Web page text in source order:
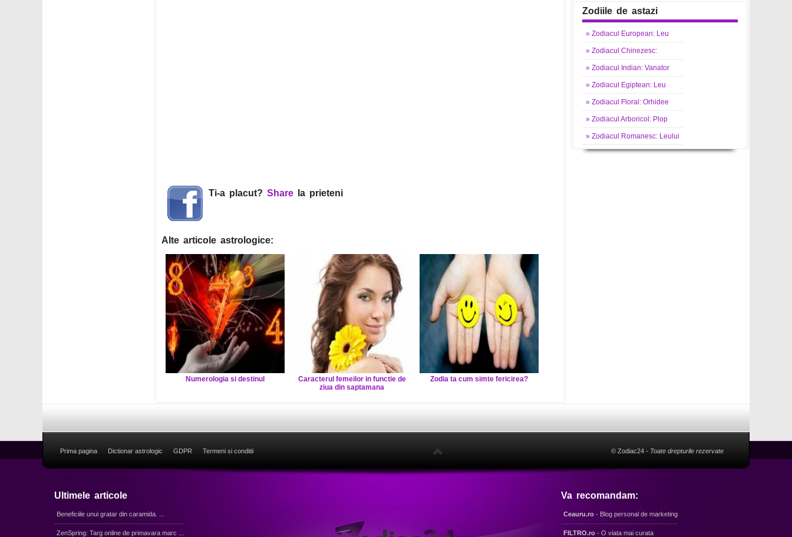
Ti-a placut? Share la prieteni
Alte articole astrologice:
Numerologia si destinul
Caracterul femeilor in functie de
ziua din saptamana
Zodia ta cum simte fericirea?
Zodiile de astazi
» Zodiacul European: Leu
» Zodiacul Chinezesc:
» Zodiacul Indian: Vanator
» Zodiacul Egiptean: Leu
» Zodiacul Floral: Orhidee
» Zodiacul Arboricol: Plop
» Zodiacul Romanesc: Leului
Prima pagina Dictionar astrologic GDPR Termeni si conditii © Zodiac24 - Toate drepturile rezervate
Ultimele articole
Beneficiile unui gratar din caramida. ...
ZenSpring: Targ online de primavara marc ...
Va recomandam:
Ceauru.ro - Blog personal de marketing
FILTRO.ro - O viata mai curata